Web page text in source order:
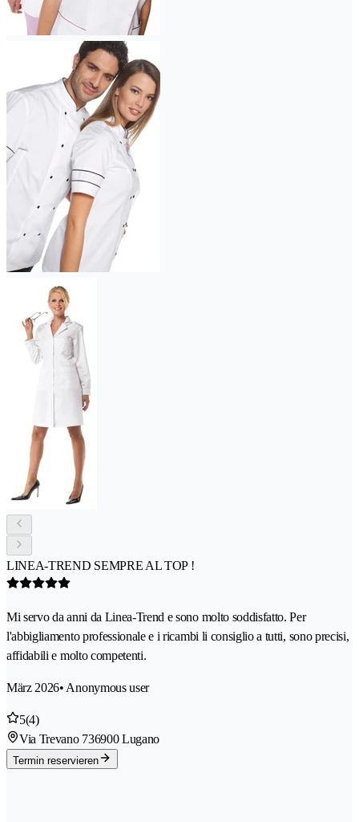
LINEA-TREND SEMPRE AL TOP !
Mi servo da anni da Linea-Trend e sono molto soddisfatto. Per
l'abbigliamento professionale e i ricambi li consiglio a tutti, sono precisi,
affidabili e molto competenti.
März 2026• Anonymous user
5(4)
Via Trevano 736900 Lugano
Termin reservieren